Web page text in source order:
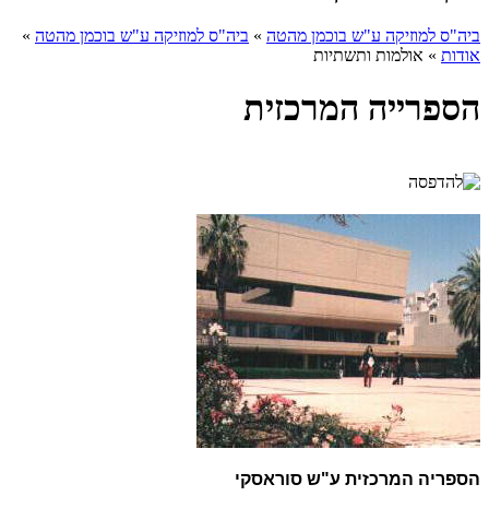
ביה"ס למוזיקה ע"ש בוכמן מהטה » ביה"ס למוזיקה ע"ש בוכמן מהטה »
אודות » אולמות ותשתיות
הספרייה המרכזית
הספריה המרכזית ע"ש סוראסקי